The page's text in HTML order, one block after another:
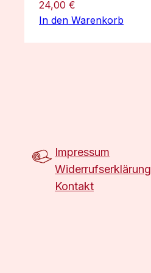
24,00 €
In den Warenkorb
Impressum
Widerrufserklärung
Kontakt